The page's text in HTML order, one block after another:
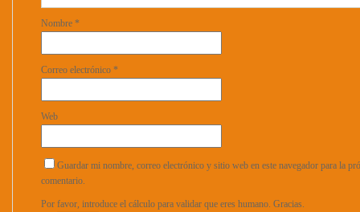
Nombre *
Correo electrónico *
Web
Guardar mi nombre, correo electrónico y sitio web en este navegador para la
comentario.
Por favor, introduce el cálculo para validar que eres humano. Gracias.